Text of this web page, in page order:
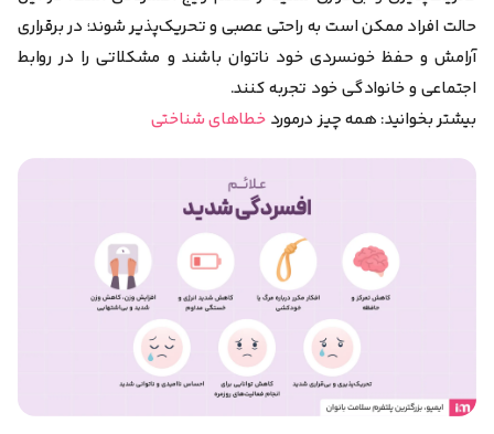
حالت افراد ممکن است به راحتی عصبی و تحریک‌پذیر شوند؛ در برقراری
آرامش و حفظ خونسردی خود ناتوان باشند و مشکلاتی را در روابط
اجتماعی و خانوادگی خود تجربه کنند.
بیشتر بخوانید: همه چیز درموردخطاهای شناختی